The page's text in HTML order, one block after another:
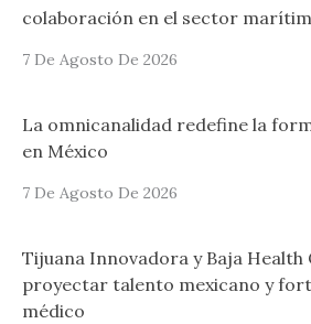
colaboración en el sector
7 De Agosto De 2026
La omnicanalidad redefine la
en México
7 De Agosto De 2026
Tijuana Innovadora y Baja Health
proyectar talento mexicano y
médico